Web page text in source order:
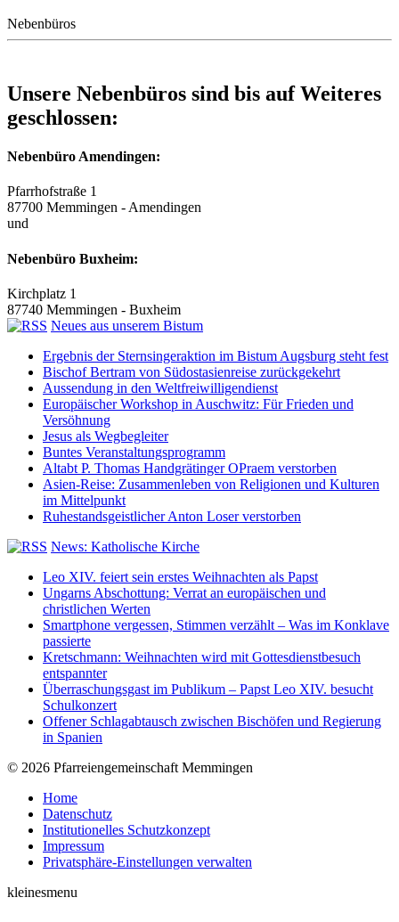
Nebenbüros
Unsere Nebenbüros sind bis auf Weiteres
geschlossen:
Nebenbüro Amendingen:
Pfarrhofstraße 1
87700 Memmingen - Amendingen
und
Nebenbüro Buxheim:
Kirchplatz 1
87740 Memmingen - Buxheim
Neues aus unserem Bistum
Ergebnis der Sternsingeraktion im Bistum Augsburg steht fest
Bischof Bertram von Südostasienreise zurückgekehrt
Aussendung in den Weltfreiwilligendienst
Europäischer Workshop in Auschwitz: Für Frieden und
Versöhnung
Jesus als Wegbegleiter
Buntes Veranstaltungsprogramm
Altabt P. Thomas Handgrätinger OPraem verstorben
Asien-Reise: Zusammenleben von Religionen und Kulturen
im Mittelpunkt
Ruhestandsgeistlicher Anton Loser verstorben
News: Katholische Kirche
Leo XIV. feiert sein erstes Weihnachten als Papst
Ungarns Abschottung: Verrat an europäischen und
christlichen Werten
Smartphone vergessen, Stimmen verzählt – Was im Konklave
passierte
Kretschmann: Weihnachten wird mit Gottesdienstbesuch
entspannter
Überraschungsgast im Publikum – Papst Leo XIV. besucht
Schulkonzert
Offener Schlagabtausch zwischen Bischöfen und Regierung
in Spanien
© 2026 Pfarreiengemeinschaft Memmingen
Home
Datenschutz
Institutionelles Schutzkonzept
Impressum
Privatsphäre-Einstellungen verwalten
kleinesmenu